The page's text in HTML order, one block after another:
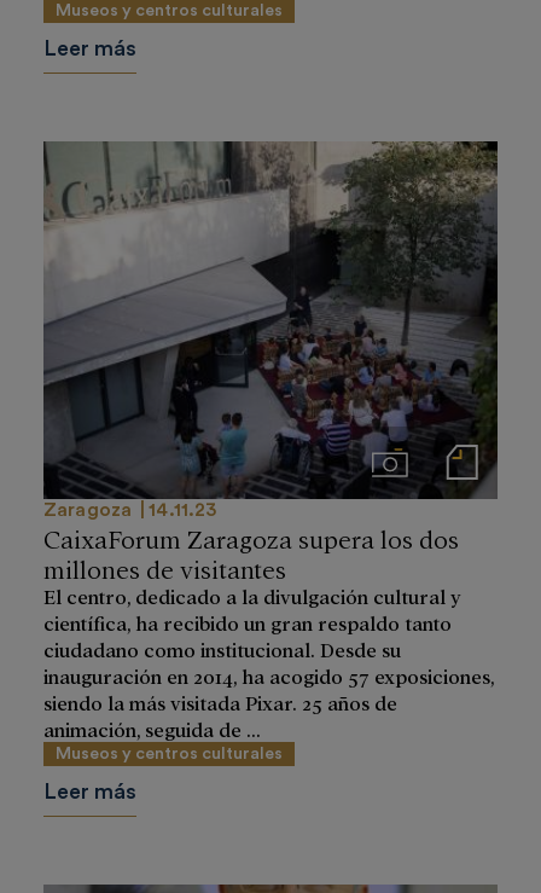
Museos y centros culturales
Leer más
ImágenesNotas de prensa
Zaragoza 14.11.23
CaixaForum Zaragoza supera los dos
millones de visitantes
El centro, dedicado a la divulgación cultural y
científica, ha recibido un gran respaldo tanto
ciudadano como institucional. Desde su
inauguración en 2014, ha acogido 57 exposiciones,
siendo la más visitada Pixar. 25 años de
animación, seguida de ...
Museos y centros culturales
Leer más